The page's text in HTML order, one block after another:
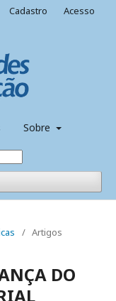
Sobre
Cadastro Acesso
/ Artigos
DO